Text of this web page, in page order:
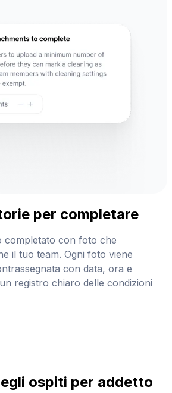
per completare
completato con foto che
il tuo team. Ogni foto viene
con data, ora e
registro chiaro delle condizioni
ospiti per addetto